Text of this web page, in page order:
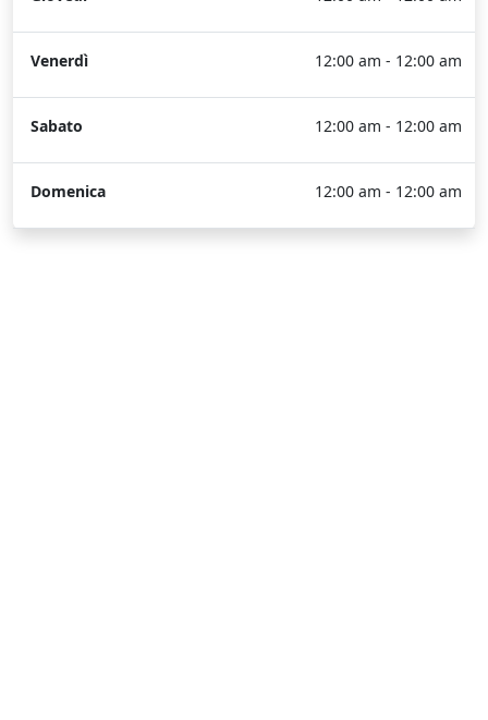
Venerdì 12:00 am - 12:00 am
Sabato 12:00 am - 12:00 am
Domenica 12:00 am - 12:00 am